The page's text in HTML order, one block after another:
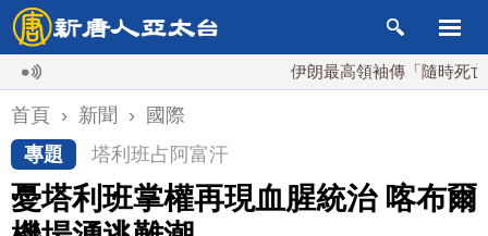
伊朗最高領袖傳「隨時死亡」 國
首頁 › 新聞 ›
國際
專題
塔利班占阿富汗
憂塔利班掌權再現血腥統治 喀布爾